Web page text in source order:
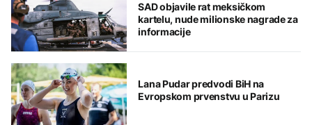
SAD objavile rat meksičkom
kartelu, nude milionske nagrade za
informacije
Lana Pudar predvodi BiH na
Evropskom prvenstvu u Parizu